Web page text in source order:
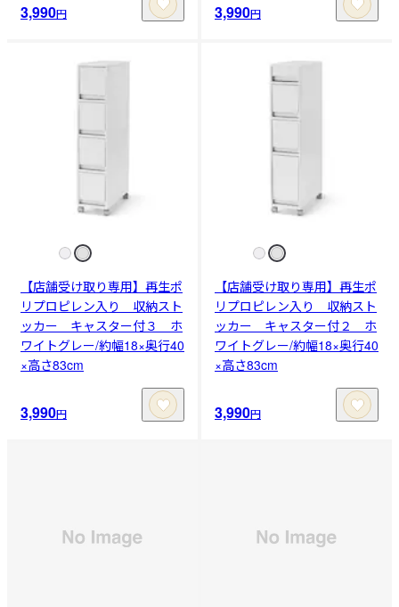
3,990円 3,990円
【店舗受け取り専用】再生ポ
リプロピレン入り 収納スト
ッカー キャスター付３ ホ
ワイトグレー/約幅18×奥行40
×高さ83cm
3,990円
【店舗受け取り専用】再生ポ
リプロピレン入り 収納スト
ッカー キャスター付２ ホ
ワイトグレー/約幅18×奥行40
×高さ83cm
3,990円